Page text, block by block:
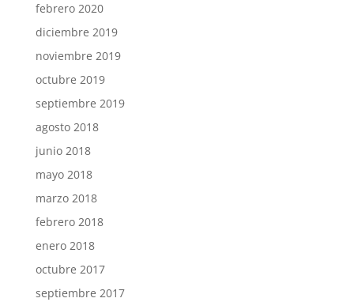
febrero 2020
diciembre 2019
noviembre 2019
octubre 2019
septiembre 2019
agosto 2018
junio 2018
mayo 2018
marzo 2018
febrero 2018
enero 2018
octubre 2017
septiembre 2017